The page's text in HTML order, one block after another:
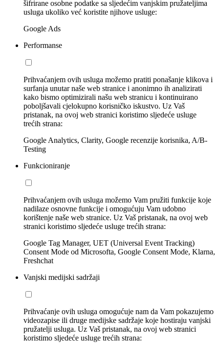
šifrirane osobne podatke sa sljedećim vanjskim pružateljima
usluga ukoliko već koristite njihove usluge:
Google Ads
Performanse
Prihvaćanjem ovih usluga možemo pratiti ponašanje klikova i
surfanja unutar naše web stranice i anonimno ih analizirati
kako bismo optimizirali našu web stranicu i kontinuirano
poboljšavali cjelokupno korisničko iskustvo. Uz Vaš
pristanak, na ovoj web stranici koristimo sljedeće usluge
trećih strana:
Google Analytics, Clarity, Google recenzije korisnika, A/B-
Testing
Funkcioniranje
Prihvaćanjem ovih usluga možemo Vam pružiti funkcije koje
nadilaze osnovne funkcije i omogućuju Vam udobno
korištenje naše web stranice. Uz Vaš pristanak, na ovoj web
stranici koristimo sljedeće usluge trećih strana:
Google Tag Manager, UET (Universal Event Tracking)
Consent Mode od Microsofta, Google Consent Mode, Klarna,
Freshchat
Vanjski medijski sadržaji
Prihvaćanje ovih usluga omogućuje nam da Vam pokazujemo
videozapise ili druge medijske sadržaje koje hostiraju vanjski
pružatelji usluga. Uz Vaš pristanak, na ovoj web stranici
koristimo sljedeće usluge trećih strana: